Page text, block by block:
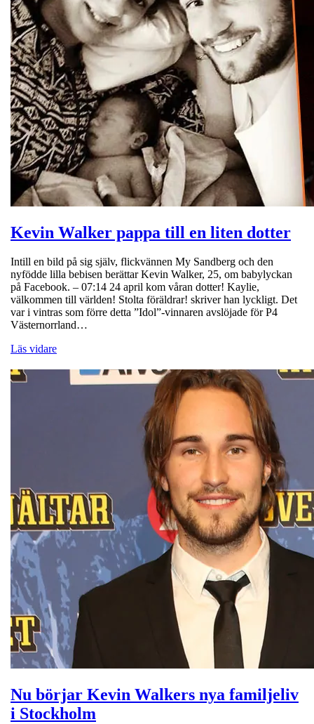
Kevin Walker pappa till en liten dotter
Intill en bild på sig själv, flickvännen My Sandberg och den
nyfödde lilla bebisen berättar Kevin Walker, 25, om babylyckan
på Facebook. – 07:14 24 april kom våran dotter! Kaylie,
välkommen till världen! Stolta föräldrar! skriver han lyckligt. Det
var i vintras som förre detta ”Idol”-vinnaren avslöjade för P4
Västernorrland…
Läs vidare
Nu börjar Kevin Walkers nya familjeliv
i Stockholm